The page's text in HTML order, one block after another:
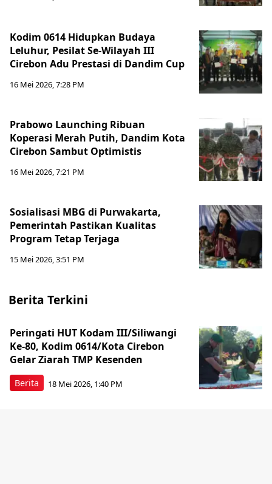
Kodim 0614 Hidupkan Budaya
Leluhur, Pesilat Se-Wilayah III
Cirebon Adu Prestasi di Dandim Cup
16 Mei 2026, 7:28 PM
Prabowo Launching Ribuan
Koperasi Merah Putih, Dandim Kota
Cirebon Sambut Optimistis
16 Mei 2026, 7:21 PM
Sosialisasi MBG di Purwakarta,
Pemerintah Pastikan Kualitas
Program Tetap Terjaga
15 Mei 2026, 3:51 PM
Berita Terkini
Berita
Peringati HUT Kodam III/Siliwangi
Ke-80, Kodim 0614/Kota Cirebon
Gelar Ziarah TMP Kesenden
18 Mei 2026, 1:40 PM